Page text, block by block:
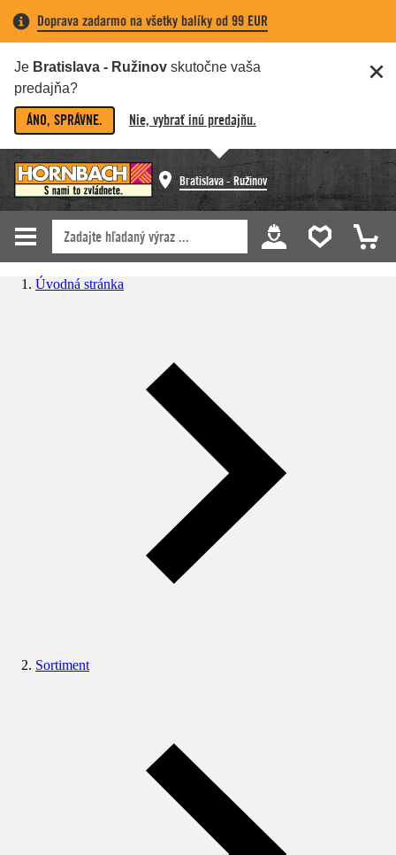
Doprava zadarmo na všetky balíky od 99 EUR
Je Bratislava - Ružinov skutočne vaša
predajňa?
ÁNO, SPRÁVNE. Nie, vybrať inú predajňu.
Bratislava - Ružinov
Úvodná stránka
Sortiment